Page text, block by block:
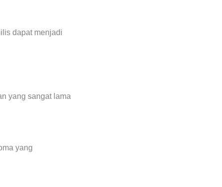
dapat menjadi
yang sangat lama
yang